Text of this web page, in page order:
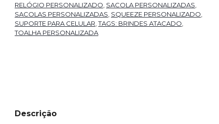
RELÓGIO PERSONALIZADO SACOLA PERSONALIZADAS
SACOLAS PERSONALIZADAS SQUEEZE PERSONALIZADO
SUPORTE PARA CELULAR ,TAGS: BRINDES ATACADO
TOALHA PERSONALIZADA
Descrição